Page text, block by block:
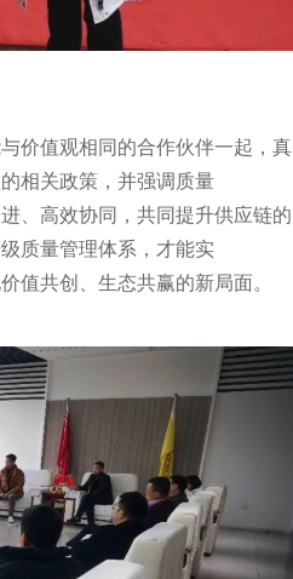
价值观相同的合作伙伴一起，真
相关政策，并强调质量
、高效协同，共同提升供应链的
质量管理体系，才能实
值共创、生态共赢的新局面。